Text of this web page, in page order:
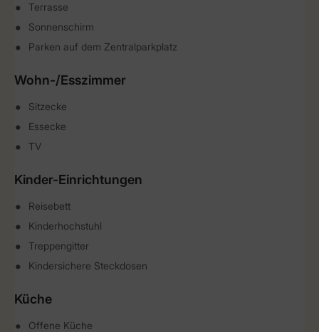
Terrasse
Sonnenschirm
Parken auf dem Zentralparkplatz
Wohn-/Esszimmer
Sitzecke
Essecke
TV
Kinder-Einrichtungen
Reisebett
Kinderhochstuhl
Treppengitter
Kindersichere Steckdosen
Küche
Offene Küche